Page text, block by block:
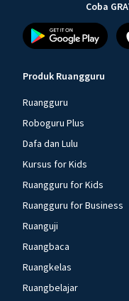
Coba
Produk Ruangguru
Ruangguru
Roboguru Plus
Dafa dan Lulu
Kursus for Kids
Ruangguru for Kids
Ruangguru for Business
Ruanguji
Ruangbaca
Ruangkelas
Ruangbelajar